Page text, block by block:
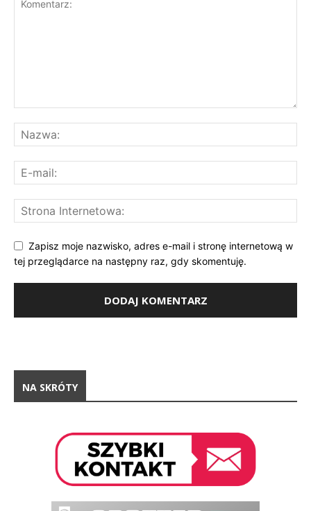
Zapisz moje nazwisko, adres e-mail i stronę internetową w
tej przeglądarce na następny raz, gdy skomentuję.
NA SKRÓTY